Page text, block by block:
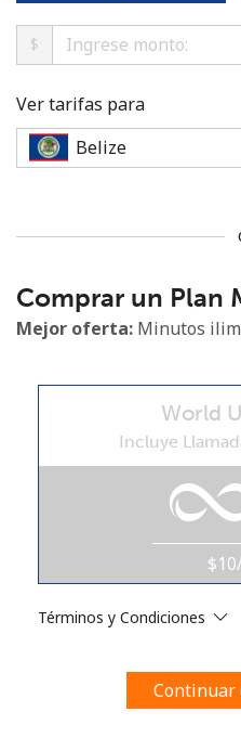
Mínimo 8 caracteres
Una letra mayúscula y una
Un número
estosTérminos y condiciones.
$
Ver tarifas para
Comprar un Plan
Mejor oferta: Minutos
World
Incluye
Términos y Condiciones
Continuar